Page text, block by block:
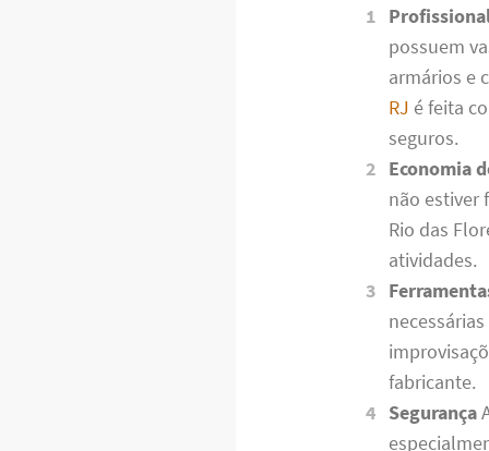
possuem
armários e
RJ é feita
seguros.
Economia
não estiver
Rio das
atividades.
fabricante.
Segurança